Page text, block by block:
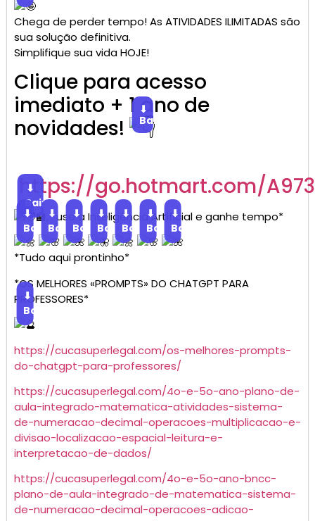
Chega de perder tempo! As ATIVIDADES ILIMITADAS são
sua solução definitiva.
Simplifique sua vida HOJE!
Clique para acesso
imediato + 1 ano de
novidades!
⬇
Baixar
https://go.hotmart.com/
⬇
Baixar
, *use a Inteligência Artificial e ganhe tempo*
⬇
Baixar
⬇
Baixar
⬇
Baixar
⬇
Baixar
⬇
Baixar
⬇
Baixar
⬇
Baixar
*Tudo aqui prontinho*
*OS MELHORES «PROMPTS» DO CHATGPT PARA
PROFESSORES*
⬇
Baixar
https://cucasuperlegal.com/os-melhores-prompts-
do-chatgpt-para-professores/
https://cucasuperlegal.com/4o-e-5o-ano-plano-de-
aula-integrado-matematica-atividades-sistema-
de-numeracao-decimal-operacoes-multiplicacao-e-
divisao-localizacao-espacial-leitura-e-
interpretacao-de-dados/
https://cucasuperlegal.com/4o-e-5o-ano-bncc-
plano-de-aula-integrado-de-matematica-sistema-
de-numeracao-decimal-operacoes-adicao-